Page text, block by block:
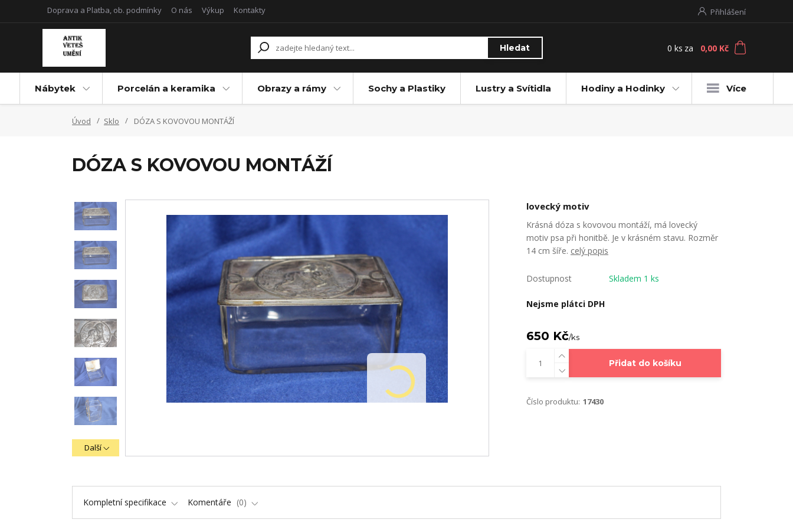
Doprava a Platba, ob. podmínky O nás Výkup Kontakty Přihlášení
Hledat 0 ks za 0,00 Kč
Nábytek Porcelán a keramika Obrazy a rámy Sochy a Plastiky Lustry a Svítidla Hodiny a Hodinky Více
Úvod Sklo DÓZA S KOVOVOU MONTÁŽÍ
DÓZA S KOVOVOU MONTÁŽÍ
Další
lovecký motiv
Krásná dóza s kovovou montáží, má lovecký
motiv psa při honitbě. Je v krásném stavu. Rozměr
14 cm šíře. celý popis
Dostupnost Skladem 1 ks
Nejsme plátci DPH
650 Kč/ks
Přidat do košíku
Číslo produktu: 17430
Kompletní specifikace Komentáře 0